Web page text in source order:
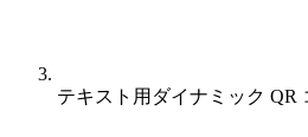
テキスト用ダイナミック QR